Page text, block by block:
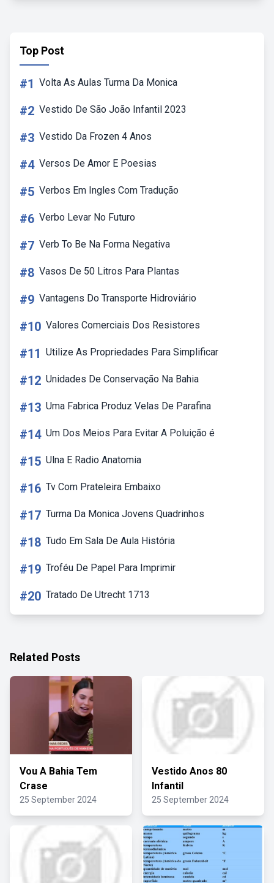
Top Post
#1 Volta As Aulas Turma Da Monica
#2 Vestido De São João Infantil 2023
#3 Vestido Da Frozen 4 Anos
#4 Versos De Amor E Poesias
#5 Verbos Em Ingles Com Tradução
#6 Verbo Levar No Futuro
#7 Verb To Be Na Forma Negativa
#8 Vasos De 50 Litros Para Plantas
#9 Vantagens Do Transporte Hidroviário
#10 Valores Comerciais Dos Resistores
#11 Utilize As Propriedades Para Simplificar
#12 Unidades De Conservação Na Bahia
#13 Uma Fabrica Produz Velas De Parafina
#14 Um Dos Meios Para Evitar A Poluição é
#15 Ulna E Radio Anatomia
#16 Tv Com Prateleira Embaixo
#17 Turma Da Monica Jovens Quadrinhos
#18 Tudo Em Sala De Aula História
#19 Troféu De Papel Para Imprimir
#20 Tratado De Utrecht 1713
Related Posts
Vou A Bahia Tem
Crase
25 September 2024
Vestido Anos 80
Infantil
25 September 2024